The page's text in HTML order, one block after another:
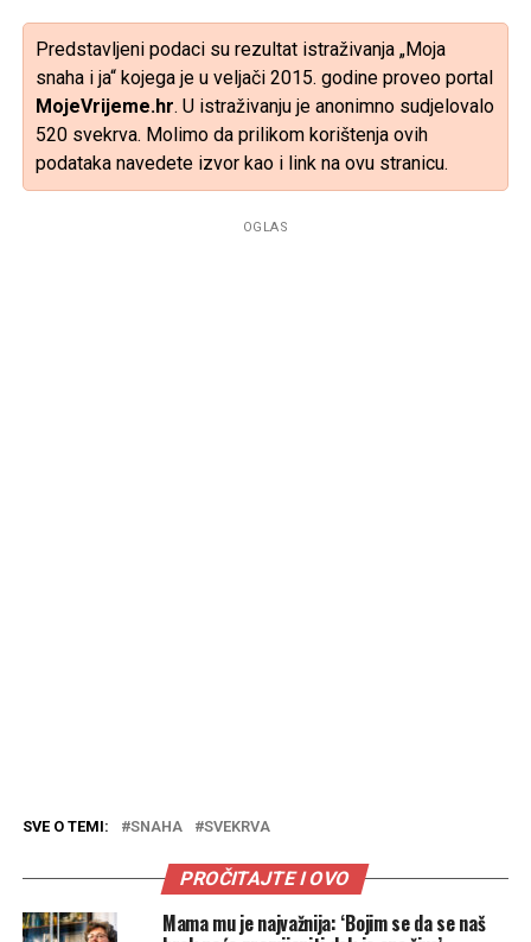
Predstavljeni podaci su rezultat istraživanja „Moja
snaha i ja“ kojega je u veljači 2015. godine proveo portal
MojeVrijeme.hr. U istraživanju je anonimno sudjelovalo
520 svekrva. Molimo da prilikom korištenja ovih
podataka navedete izvor kao i link na ovu stranicu.
OGLAS
SVE O TEMI: SNAHA SVEKRVA
PROČITAJTE I OVO
Mama mu je najvažnija: ‘Bojim se da se naš